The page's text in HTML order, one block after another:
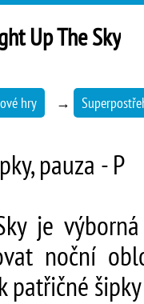
Up The Sky
hry →
pauza - P
je
noční
patřičné